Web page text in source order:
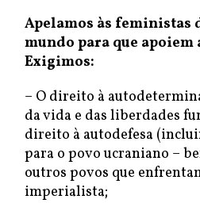
Apelamos às feministas
mundo para que apoiem
Exigimos:
– O direito à
da vida e das liberdades
direito à autodefesa
para o povo ucraniano –
outros povos que
imperialista;